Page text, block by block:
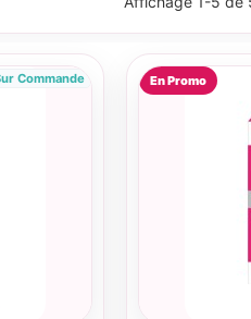
Commande En Promo